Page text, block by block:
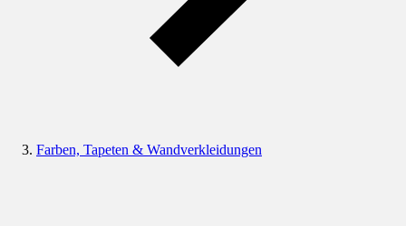
Farben, Tapeten & Wandverkleidungen